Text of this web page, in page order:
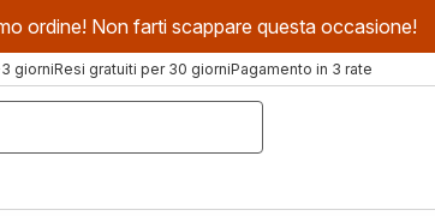
ordine! Non farti scappare questa occasione!
giorniResi gratuiti per 30 giorniPagamento in 3 rate